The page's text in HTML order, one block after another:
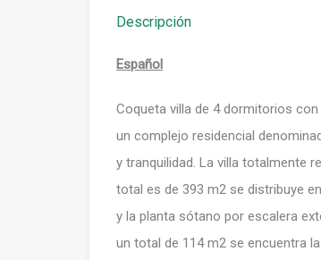
Descripción
Español
Coqueta villa de 4 dormitorios
un complejo residencial
y tranquilidad. La villa totalmente
total es de 393 m2 se distribuye
y la planta sótano por escalera
un total de 114 m2 se encuentra